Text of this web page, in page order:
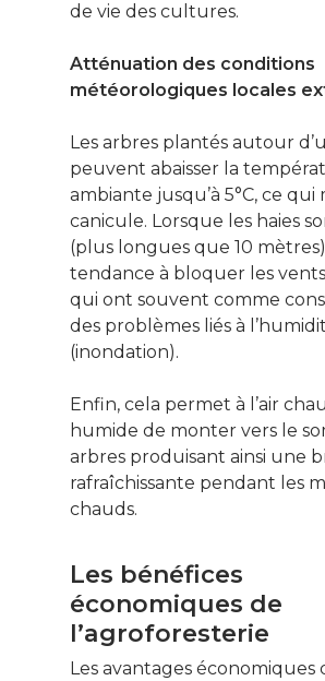
de vie des cultures.
Atténuation des conditions
météorologiques locales
Les arbres plantés autour
peuvent abaisser la
ambiante jusqu’à 5°C, ce qui
canicule. Lorsque les haies
(plus longues que 10
tendance à bloquer les
qui ont souvent comme
des problèmes liés à
(inondation).
Enfin, cela permet à l’air
humide de monter vers le
arbres produisant ainsi une
rafraîchissante pendant les
chauds.
Les bénéfices
économiques de
l’agroforesterie
Les avantages économiques